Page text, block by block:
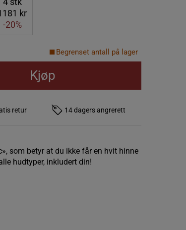
kr
-20%
Begrenset antall på lager
Kjøp
retur 14 dagers angrerett
som betyr at du ikke får en hvit hinne
hudtyper, inkludert din!